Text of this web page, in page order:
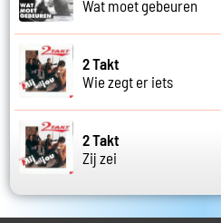
Wat moet gebeuren
2 Takt
Wie zegt er iets
2 Takt
Zij zei